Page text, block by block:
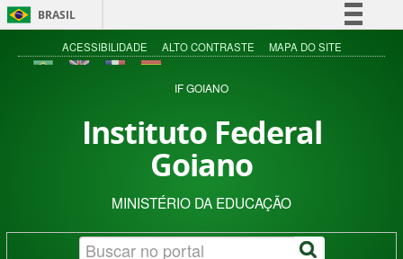
BRASIL
Simplifique!
Acesso à informação
ACESSIBILIDADE ALTO CONTRASTE MAPA DO SITE
IF GOIANO
Instituto Federal
Goiano
MINISTÉRIO DA EDUCAÇÃO